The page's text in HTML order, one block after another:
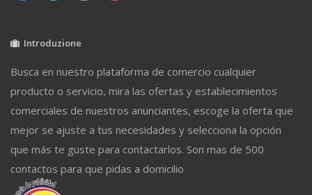
Introduzione
Busca en nuestro plataforma de comercio cualquier
producto o servicio, mira las ofertas y establecimientos
comerciales de nuestros anunciantes, escoge la oferta que
mejor se ajuste a tus necesidades y selecciona la opción
que más te guste para contactarlos. Son mas de 500
contactos para que pidas a domicilio